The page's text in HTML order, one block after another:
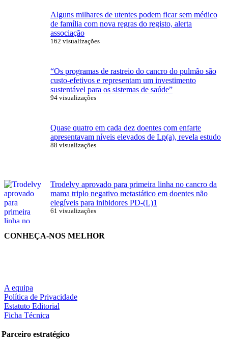
Alguns milhares de utentes podem ficar sem médico
de família com nova regras do registo, alerta
associação
162 visualizações
“Os programas de rastreio do cancro do pulmão são
custo-efetivos e representam um investimento
sustentável para os sistemas de saúde”
94 visualizações
Quase quatro em cada dez doentes com enfarte
apresentavam níveis elevados de Lp(a), revela estudo
88 visualizações
Trodelvy aprovado para primeira linha no cancro da
mama triplo negativo metastático em doentes não
elegíveis para inibidores PD-(L)1
61 visualizações
CONHEÇA-NOS MELHOR
A equipa
Política de Privacidade
Estatuto Editorial
Ficha Técnica
Parceiro estratégico